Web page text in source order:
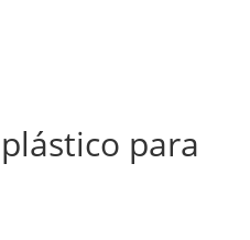
para